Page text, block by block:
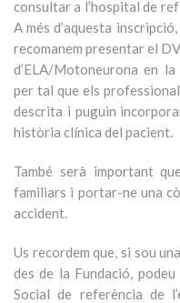
consultar a l’hospital de
A més d’aquesta
recomanem presentar el
d’ELA/Motoneurona en
per tal que els
descrita i puguin
història clínica del pacient.
També serà important
familiars i portar-ne una
accident.
Us recordem que, si sou
des de la Fundació,
Social de referència de